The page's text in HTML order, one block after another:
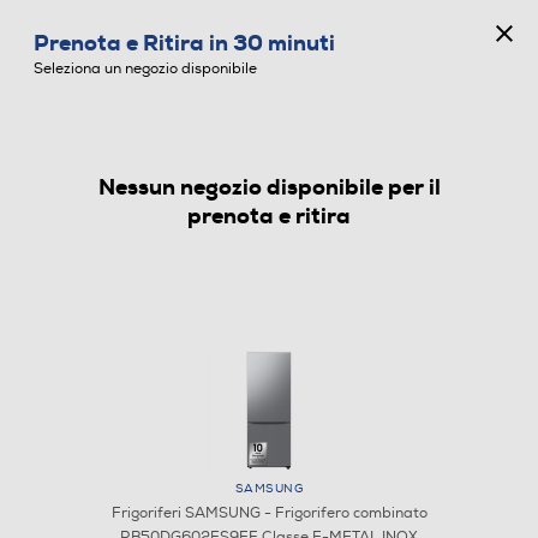
FRIGORIFERI
Prenota e Ritira in 30 minuti
Seleziona un negozio disponibile
Nessun negozio disponibile per il
prenota e ritira
SAMSUNG
Frigoriferi SAMSUNG - Frigorifero combinato